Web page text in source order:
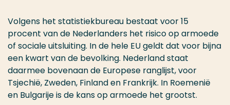
Volgens het statistiekbureau bestaat voor 15
procent van de Nederlanders het risico op armoede
of sociale uitsluiting. In de hele EU geldt dat voor bijna
een kwart van de bevolking. Nederland staat
daarmee bovenaan de Europese ranglijst, voor
Tsjechië, Zweden, Finland en Frankrijk. In Roemenië
en Bulgarije is de kans op armoede het grootst.